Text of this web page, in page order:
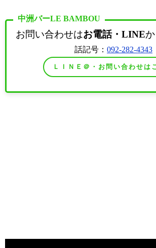
中洲バーLE BAMBOU
お問い合わせはお電話・LINE
話記号： 092-282-4343
ＬＩＮＥ＠・お問い合わせは